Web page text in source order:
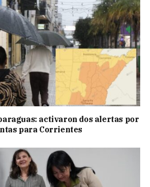
activaron dos alertas por
para Corrientes